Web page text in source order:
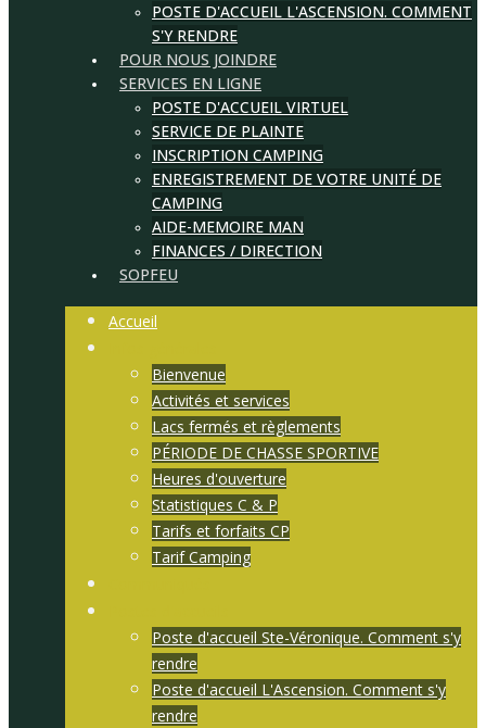
POSTE D'ACCUEIL L'ASCENSION. COMMENT
S'Y RENDRE
POUR NOUS JOINDRE
SERVICES EN LIGNE
POSTE D'ACCUEIL VIRTUEL
SERVICE DE PLAINTE
INSCRIPTION CAMPING
ENREGISTREMENT DE VOTRE UNITÉ DE
CAMPING
AIDE-MEMOIRE MAN
FINANCES / DIRECTION
SOPFEU
Accueil
Bienvenue
Activités et services
Lacs fermés et règlements
PÉRIODE DE CHASSE SPORTIVE
Heures d'ouverture
Statistiques C & P
Tarifs et forfaits CP
Tarif Camping
Poste d'accueil Ste-Véronique. Comment s'y
rendre
Poste d'accueil L'Ascension. Comment s'y
rendre